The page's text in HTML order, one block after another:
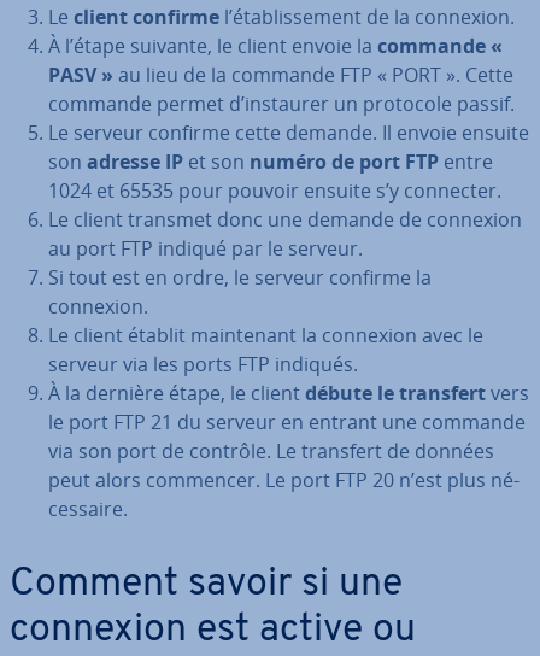
Le client confirme l’éta­blis­se­ment de la connexion.
À l’étape suivante, le client envoie la commande «
PASV » au lieu de la commande FTP « PORT ». Cette
commande permet d’instaurer un protocole passif.
Le serveur confirme cette demande. Il envoie ensuite
son adresse IP et son numéro de port FTP entre
1024 et 65535 pour pouvoir ensuite s’y connecter.
Le client transmet donc une demande de connexion
au port FTP indiqué par le serveur.
Si tout est en ordre, le serveur confirme la
connexion.
Le client établit main­te­nant la connexion avec le
serveur via les ports FTP indiqués.
À la dernière étape, le clientdébute le transfertvers
le port FTP 21 du serveur en entrant une commande
via son port de contrôle. Le transfert de données
peut alors commencer. Le port FTP 20 n’est plus né­
ces­saire.
Comment savoir si une
connexion est active ou